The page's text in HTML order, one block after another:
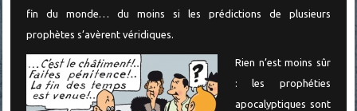
fin du monde… du moins si les prédictions de plusieurs
prophètes s’avèrent véridiques.
Rien n’est moins sûr
: les prophéties
apocalyptiques sont